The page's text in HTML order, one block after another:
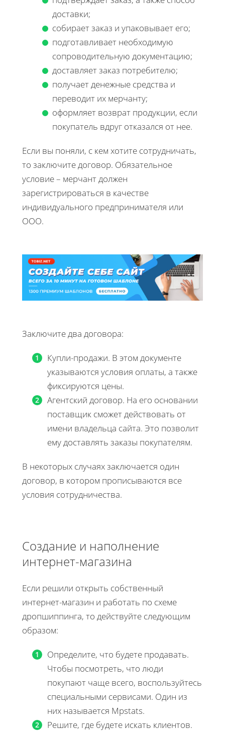
доставки;
собирает заказ и упаковывает его;
подготавливает необходимую
сопроводительную документацию;
доставляет заказ потребителю;
получает денежные средства и
переводит их мерчанту;
оформляет возврат продукции, если
покупатель вдруг отказался от нее.
Если вы поняли, с кем хотите сотрудничать,
то заключите договор. Обязательное
условие – мерчант должен
зарегистрироваться в качестве
индивидуального предпринимателя или
ООО.
Заключите два договора:
Купли-продажи. В этом документе
указываются условия оплаты, а также
фиксируются цены.
Агентский договор. На его основании
поставщик сможет действовать от
имени владельца сайта. Это позволит
ему доставлять заказы покупателям.
В некоторых случаях заключается один
договор, в котором прописываются все
условия сотрудничества.
Создание и наполнение
интернет-магазина
Если решили открыть собственный
интернет-магазин и работать по схеме
дропшиппинга, то действуйте следующим
образом:
Определите, что будете продавать.
Чтобы посмотреть, что люди
покупают чаще всего, воспользуйтесь
специальными сервисами. Один из
них называется Mpstats.
Решите, где будете искать клиентов.